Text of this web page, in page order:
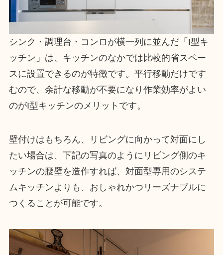
シンク・調理台・コンロが横一列に並んだ「I型キ
ッチン」は、キッチンのなかでは比較的省スペー
スに設置できるのが特徴です。平行移動だけです
むので、余計な移動が不要になり作業効率がよい
のがI型キッチンのメリットです。
壁付けはもちろん、リビングに向かって対面にし
たい場合は、下記の写真のようにリビング側のキ
ッチンの腰壁を造作すれば、対面型専用のシステ
ムキッチンよりも、おしゃれかつリーズナブルに
つくることが可能です。